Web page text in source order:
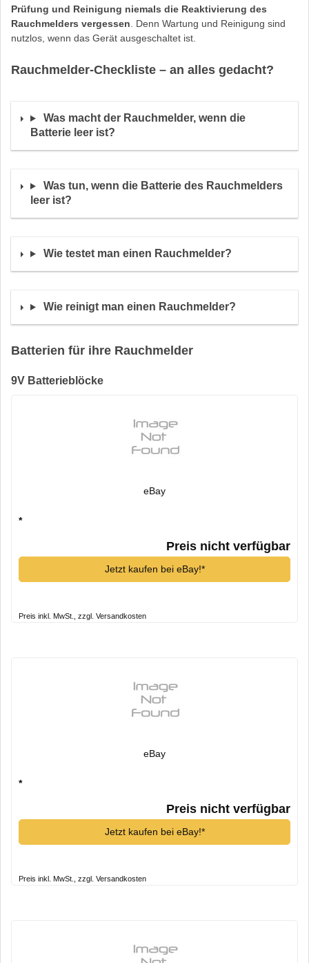
Prüfung und Reinigung niemals die Reaktivierung des
Rauchmelders vergessen . Denn Wartung und Reinigung sind
nutzlos, wenn das Gerät ausgeschaltet ist.
Rauchmelder-Checkliste – an alles gedacht?
Was macht der Rauchmelder, wenn die
Batterie leer ist?
Was tun, wenn die Batterie des Rauchmelders
leer ist?
Wie testet man einen Rauchmelder?
Wie reinigt man einen Rauchmelder?
Batterien für ihre Rauchmelder
9V Batterieblöcke
eBay
*
Preis nicht verfügbar
Jetzt kaufen bei eBay!*
Preis inkl. MwSt., zzgl. Versandkosten
eBay
*
Preis nicht verfügbar
Jetzt kaufen bei eBay!*
Preis inkl. MwSt., zzgl. Versandkosten